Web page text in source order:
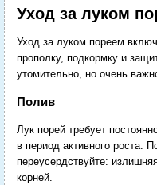
Уход за луком
Уход за луком пореем
прополку, подкормку и
утомительно, но очень
Полив
Лук порей требует
в период активного роста.
переусердствуйте:
корней.